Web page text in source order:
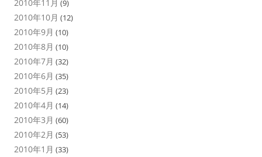
2010年11月 (9)
2010年10月 (12)
2010年9月 (10)
2010年8月 (10)
2010年7月 (32)
2010年6月 (35)
2010年5月 (23)
2010年4月 (14)
2010年3月 (60)
2010年2月 (53)
2010年1月 (33)